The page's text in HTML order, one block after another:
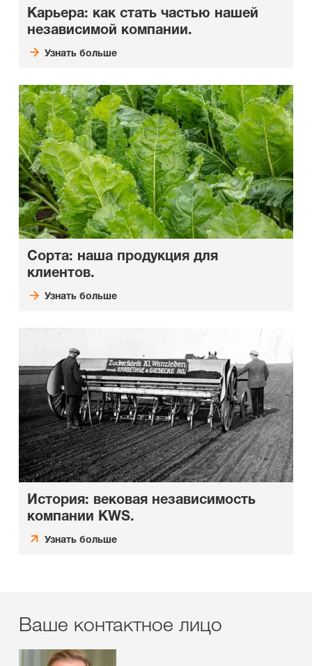
Карьера: как стать частью нашей
независимой компании.
Узнать больше
Сорта: наша продукция для
клиентов.
Узнать больше
История: вековая независимость
компании KWS.
Узнать больше
Ваше контактное лицо